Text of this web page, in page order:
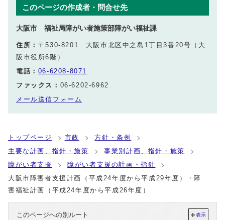
このページの作成者・問合せ先
大阪市 福祉局障がい者施策部障がい福祉課
住所： 〒530-8201 大阪市北区中之島1丁目3番20号（大
阪市役所6階）
電話： 06-6208-8071
ファックス： 06-6202-6962
メール送信フォーム
トップページ 市政
方針・条例
主要な計画、指針・施策
事業別計画、指針・施策
障がい者支援
障がい者支援の計画・指針
大阪市障害者支援計画（平成24年度から平成29年度）・障
害福祉計画（平成24年度から平成26年度）
このページへの別ルート 表示